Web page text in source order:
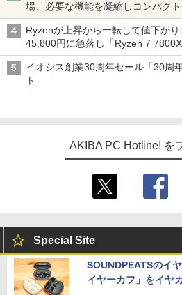
場、必要な機能を凝縮しコンパク
Ryzenが上昇から一転して値下が
45,800円に急落し「Ryzen 7
前半のCPU価格]
イオシス創業30周年セール「30周
ト
AKIBA PC Hotline! を
Special Site
SOUNDPEATSのイ
イヤーカフ」をイヤ